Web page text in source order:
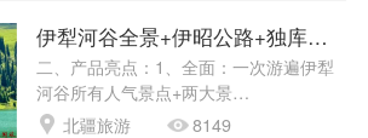
伊犁河谷全景+伊昭公路+独库公路
二、产品亮点：1、全面：一次游遍伊犁
河谷所有人气景点+两大景…
北疆旅游
8149